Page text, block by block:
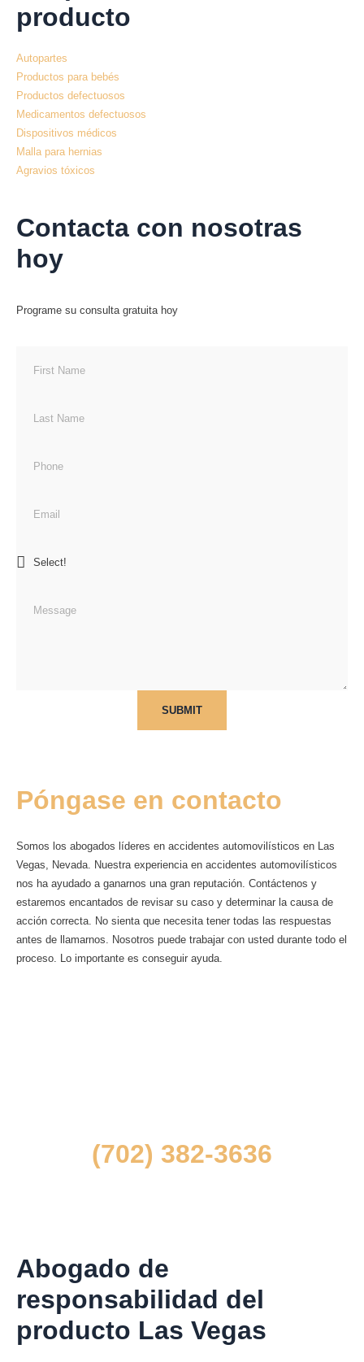
producto
Autopartes
Productos para bebés
Productos defectuosos
Medicamentos defectuosos
Dispositivos médicos
Malla para hernias
Agravios tóxicos
Contacta con nosotras
hoy
Programe su consulta gratuita hoy
SUBMIT
Póngase en contacto
Somos los abogados líderes en accidentes automovilísticos en Las
Vegas, Nevada. Nuestra experiencia en accidentes automovilísticos
nos ha ayudado a ganarnos una gran reputación. Contáctenos y
estaremos encantados de revisar su caso y determinar la causa de
acción correcta. No sienta que necesita tener todas las respuestas
antes de llamarnos. Nosotros puede trabajar con usted durante todo el
proceso. Lo importante es conseguir ayuda.
(702) 382-3636
Abogado de
responsabilidad del
producto Las Vegas